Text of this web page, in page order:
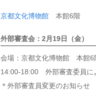
京都文化博物館 本館6階
外部審査会：2月19日（金）
会場：京都文化博物館 本館6
14:00-18:00 外部審査委員に
＊外部審査員変更のお知らせ